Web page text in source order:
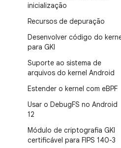
inicialização
Recursos de depuração
Desenvolver código do
para GKI
Suporte ao sistema de
arquivos do kernel Android
Estender o kernel com eBPF
Usar o DebugFS no Android
12
Módulo de criptografia GKI
certificável para FIPS 140-3